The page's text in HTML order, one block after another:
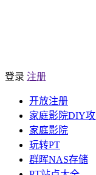
登录 注册
开放注册
家庭影院DIY
家庭影院
玩转PT
群晖NAS存储